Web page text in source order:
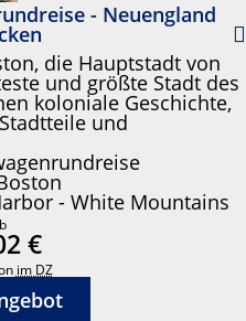
- Neuengland
die Hauptstadt von
und größte Stadt des
koloniale Geschichte,
und
- White Mountains
€
im DZ